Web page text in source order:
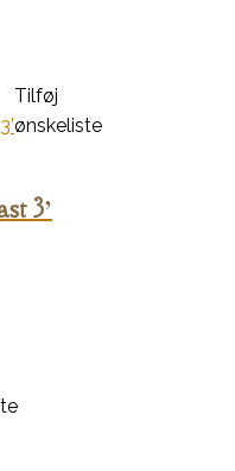
Tilføj
ønskeliste
3’